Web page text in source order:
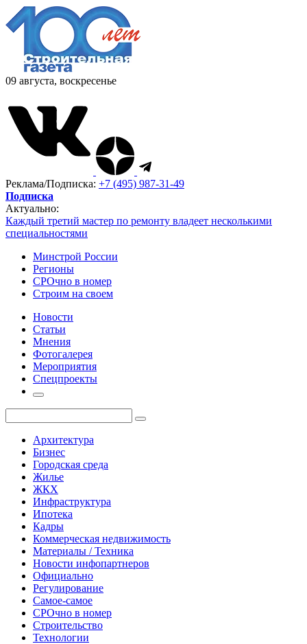
09 августа, воскресенье
Реклама/Подписка: +7 (495) 987-31-49
Подписка
Актуально:
Каждый третий мастер по ремонту владеет несколькими
специальностями
Минстрой России
Регионы
СРОчно в номер
Строим на своем
Новости
Статьи
Мнения
Фотогалерея
Мероприятия
Спецпроекты
Архитектура
Бизнес
Городская среда
Жилье
ЖКХ
Инфраструктура
Ипотека
Кадры
Коммерческая недвижимость
Материалы / Техника
Новости инфопартнеров
Официально
Регулирование
Самое-самое
СРОчно в номер
Строительство
Технологии